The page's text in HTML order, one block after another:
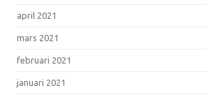
april 2021
mars 2021
februari 2021
januari 2021